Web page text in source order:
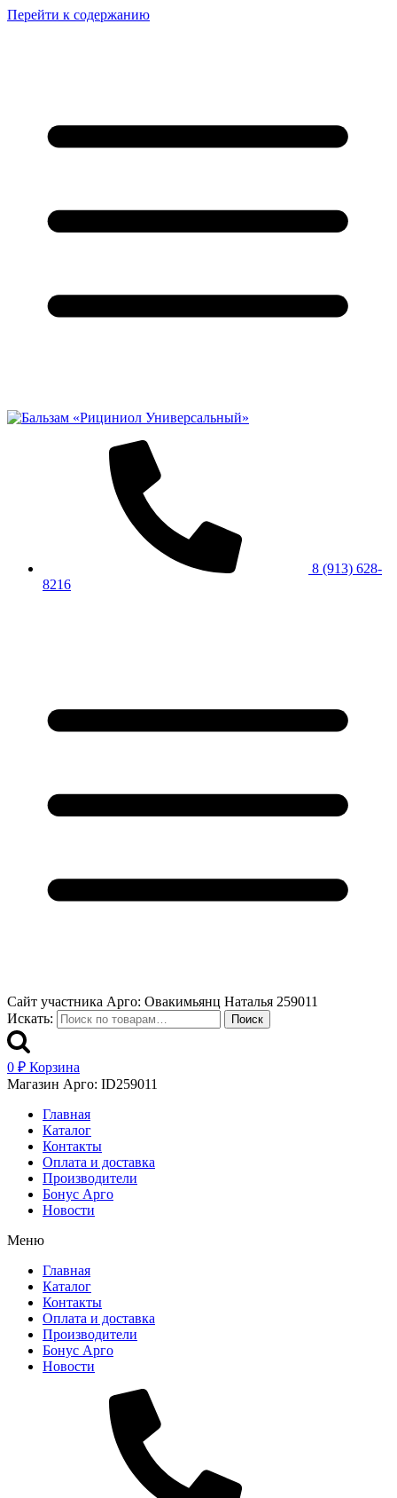
Перейти к содержанию
8 (913) 628-
8216
Сайт участника Арго: Овакимьянц Наталья 259011
Искать:
Поиск
0 ₽ Корзина
Магазин Арго: ID259011
Главная
Каталог
Контакты
Оплата и доставка
Производители
Бонус Арго
Новости
Меню
Главная
Каталог
Контакты
Оплата и доставка
Производители
Бонус Арго
Новости